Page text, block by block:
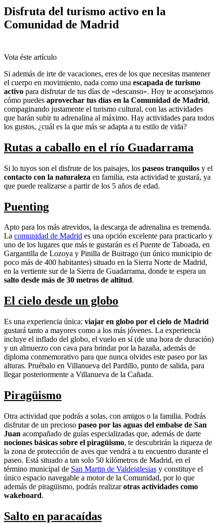
Disfruta del turismo activo en la
Comunidad de Madrid
Vota éste artículo
Si además de irte de vacaciones, eres de los que necesitas mantener
el cuerpo en movimiento, nada como una escapada de turismo
activo para disfrutar de tus días de «descanso». Hoy te aconsejamos
cómo puedes aprovechar tus días en la Comunidad de Madrid,
compaginando justamente el turismo cultural, con las actividades
que harán subir tu adrenalina al máximo. Hay actividades para todos
los gustos, ¿cuál es la que más se adapta a tu estilo de vida?
Rutas a caballo en el río Guadarrama
Si lo tuyos son el disfrute de los paisajes, los paseos tranquilos y el
contacto con la naturaleza en familia, esta actividad te gustará, ya
que puede realizarse a partir de los 5 años de edad.
Puenting
Apto para los más atrevidos, la descarga de adrenalina es tremenda.
La comunidad de Madrid es una opción excelente para practicarlo y
uno de los lugares que más te gustarán es el Puente de Taboada, en
Gargantilla de Lozoya y Pinilla de Buitrago (un único municipio de
poco más de 400 habitantes) situado en la Sierra Norte de Madrid,
en la vertiente sur de la Sierra de Guadarrama, donde te espera un
salto desde más de 30 metros de altitud.
El cielo desde un globo
Es una experiencia única: viajar en globo por el cielo de Madrid
gustará tanto a mayores como a los más jóvenes. La experiencia
incluye el inflado del globo, el vuelo en sí (de una hora de duración)
y un almuerzo con cava para brindar por la hazaña, además de
diploma conmemorativo para que nunca olvides este paseo por las
alturas. Pruébalo en Villanueva del Pardillo, punto de salida, para
llegar posteriormente a Villanueva de la Cañada.
Piragüismo
Otra actividad que podrás a solas, con amigos o la familia. Podrás
disfrutar de un precioso paseo por las aguas del embalse de San
Juan acompañado de guías especializadas que, además de darte
nociones básicas sobre el piragüismo, te descubrirán la riqueza de
la zona de protección de aves que vendrá a tu encuentro durante el
paseo. Está situado a tan solo 50 kilómetros de Madrid, en el
término municipal de San Martin de Valdeiglesias y constituye el
único espacio navegable a motor de la Comunidad, por lo que
además de piragüismo, podrás realizarotras actividades como
wakeboard.
Salto en paracaídas